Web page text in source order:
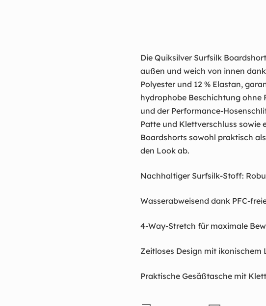
Die Quiksilver Surfsilk
außen und weich von innen
Polyester und 12 % Elastan,
hydrophobe Beschichtung ohne
und der Performance-
Patte und Klettverschluss sowie
Boardshorts sowohl praktisch
den Look ab.
Nachhaltiger Surfsilk-Stoff:
Wasserabweisend dank PFC-
4-Way-Stretch für maximale
Zeitloses Design mit ikonischem
Praktische Gesäßtasche mit